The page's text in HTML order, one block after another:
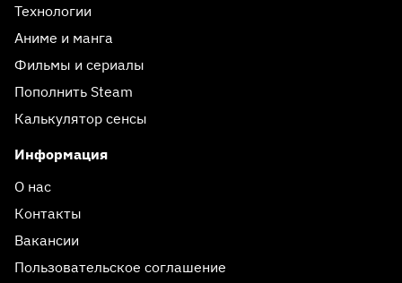
Технологии
Аниме и манга
Фильмы и сериалы
Пополнить Steam
Калькулятор сенсы
Информация
О нас
Контакты
Вакансии
Пользовательское соглашение